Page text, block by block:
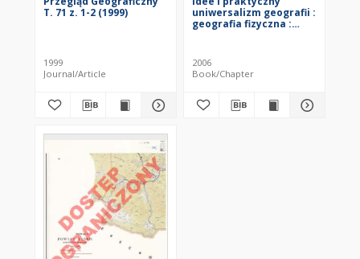
T. 71 z. 1-2 (1999)
1999
Journal/Article
uniwersalizm geografii :
geografia fizyczna :
Polskiego Towarzystwa
Geograficznego, Toruń,
13-17 września 2006 r.]
2006
Book/Chapter